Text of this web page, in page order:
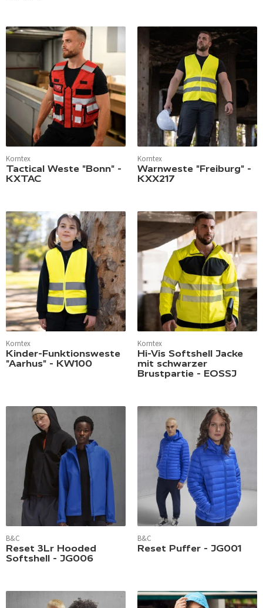
Korntex
Tactical Weste "Bonn" -
KXTAC
Korntex
Warnweste "Freiburg" -
KXX217
Korntex
Kinder-Funktionsweste
"Aarhus" - KW100
Korntex
Hi-Vis Softshell Jacke
mit schwarzer
Brustpartie - EOSSJ
B&C
Reset 3Lr Hooded
Softshell - JG006
B&C
Reset Puffer - JG001